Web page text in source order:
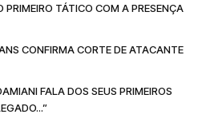
PRIMEIRO TÁTICO COM A PRESENÇA
CONFIRMA CORTE DE ATACANTE
FALA DOS SEUS PRIMEIROS